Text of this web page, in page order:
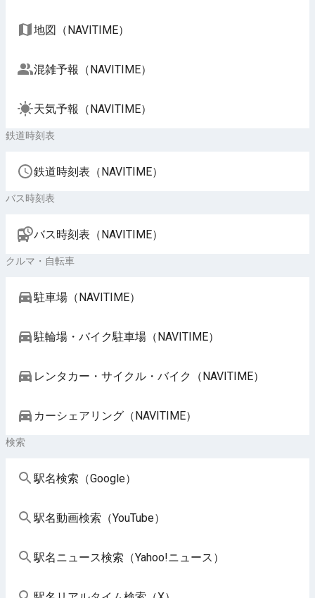
地図（NAVITIME）
混雑予報（NAVITIME）
天気予報（NAVITIME）
鉄道時刻表
鉄道時刻表（NAVITIME）
バス時刻表
バス時刻表（NAVITIME）
クルマ・自転車
駐車場（NAVITIME）
駐輪場・バイク駐車場（NAVITIME）
レンタカー・サイクル・バイク（NAVITIME）
カーシェアリング（NAVITIME）
検索
駅名検索（Google）
駅名動画検索（YouTube）
駅名ニュース検索（Yahoo!ニュース）